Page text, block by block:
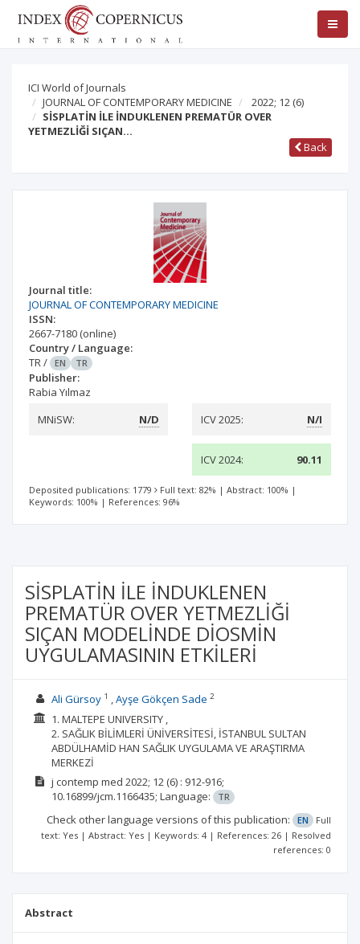
ICI World of Journals
JOURNAL OF CONTEMPORARY MEDICINE
2022; 12 (6)
SİSPLATİN İLE İNDUKLENEN PREMATÜR OVER
YETMEZLİĞİ SIÇAN…
Back
Journal title:
JOURNAL OF CONTEMPORARY MEDICINE
ISSN:
2667-7180 (online)
Country / Language:
TR/ EN TR
Publisher:
Rabia Yılmaz
MNiSW:
N/D ICV 2025: N/I
ICV 2024: 90.11
Deposited publications: 1779 Full text: 82% | Abstract: 100% |
Keywords: 100% | References: 96%
SİSPLATİN İLE İNDUKLENEN
PREMATÜR OVER YETMEZLİĞİ
SIÇAN MODELİNDE DİOSMİN
UYGULAMASININ ETKİLERİ
Ali Gürsoy1 Ayşe Gökçen Sade 2
1. MALTEPE UNIVERSITY ,
2. SAĞLIK BİLİMLERİ ÜNİVERSİTESİ, İSTANBUL SULTAN
ABDÜLHAMİD HAN SAĞLIK UYGULAMA VE ARAŞTIRMA
MERKEZİ
j contemp med 2022; 12(6) : 912-916;
10.16899/jcm.1166435; Language: TR
Check other language versions of this publication: EN
Full
text: Yes | Abstract: Yes | Keywords: 4 | References: 26 | Resolved
references: 0
Abstract